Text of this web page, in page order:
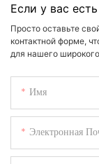
Если у вас
Просто оставьте
контактной форме,
для нашего
Имя
Электронная